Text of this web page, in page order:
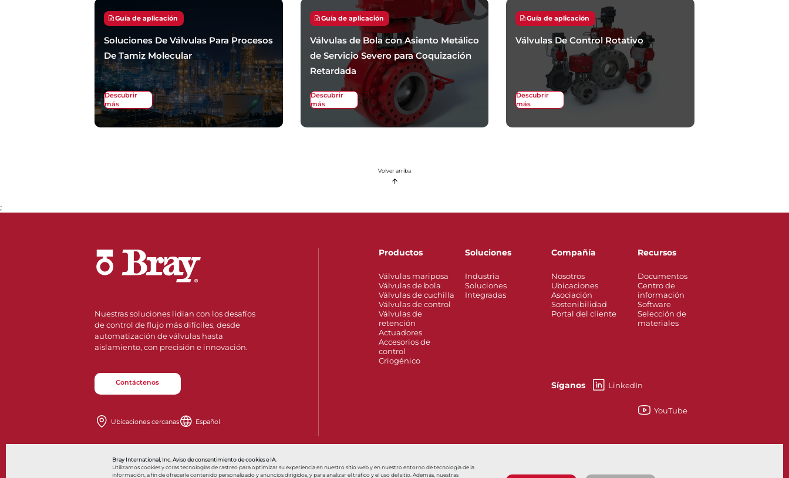
Bray International, Inc. Aviso de consentimiento de cookies e IA.
Utilizamos cookies y otras tecnologías de rastreo para optimizar su experiencia en nuestro sitio web y en nuestro entorno de tecnología de la
información, a fin de ofrecerle contenido personalizado y anuncios dirigidos, y para analizar el tráfico y el uso del sitio. Además, nuestras
Guía de aplicación
Soluciones De Válvulas Para Procesos
De Tamiz Molecular
Descubrir
más
Guía de aplicación
Válvulas de Bola con Asiento Metálico
de Servicio Severo para Coquización
Retardada
Descubrir
más
Guía de aplicación
Válvulas De Control Rotativo
Descubrir
más
Volver arriba
;
Nuestras soluciones lidian con los desafíos
de control de flujo más difíciles, desde
automatización de válvulas hasta
aislamiento, con precisión e innovación.
Contáctenos
Ubicaciones cercanas Español
Productos
Válvulas mariposa
Válvulas de bola
Válvulas de cuchilla
Válvulas de control
Válvulas de
retención
Actuadores
Accesorios de
control
Criogénico
Soluciones
Industria
Soluciones
Integradas
Compañía
Nosotros
Ubicaciones
Asociación
Sostenibilidad
Portal del cliente
Síganos LinkedIn
Recursos
Documentos
Centro de
información
Software
Selección de
materiales
YouTube
Also of Interest